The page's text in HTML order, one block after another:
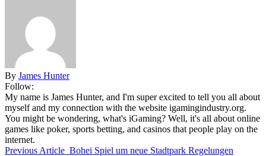
By James Hunter
Follow:
My name is James Hunter, and I'm super excited to tell you all about
myself and my connection with the website igamingindustry.org.
You might be wondering, what's iGaming? Well, it's all about online
games like poker, sports betting, and casinos that people play on the
internet.
Previous Article Bohei Spiel um neue Stadtpark Regelungen